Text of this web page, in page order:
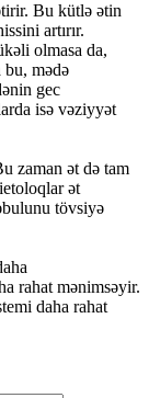
Bu kütlə ətin
artırır.
olmasa da,
bu, mədə
gec
isə vəziyyət
zaman ət də tam
ət
tövsiyə
rahat mənimsəyir.
daha rahat